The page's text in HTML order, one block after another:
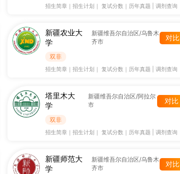
招生简章 ｜ 招生计划 ｜ 复试分数 ｜ 历年真题 调剂查询
新疆农业大
学
新疆维吾尔自治区/乌鲁木
齐市
对比
双非
招生简章 ｜ 招生计划 ｜ 复试分数 ｜ 历年真题 调剂查询
塔里木大
学
新疆维吾尔自治区/阿拉尔
市
对比
双非
招生简章 ｜ 招生计划 ｜ 复试分数 ｜ 历年真题 调剂查询
新疆师范大
学
新疆维吾尔自治区/乌鲁木
齐市
对比